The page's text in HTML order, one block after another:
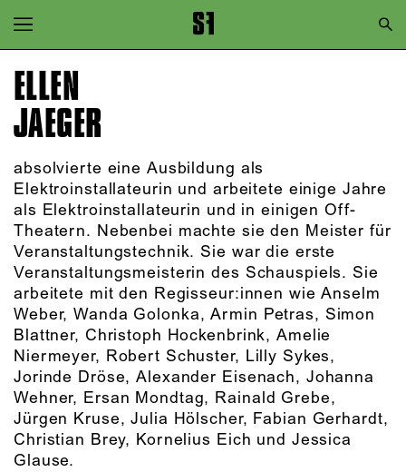
Zur Hauptnavigation springen
Zum Hauptinhalt springen
Zum Footer springen
ELLEN
JAEGER
absolvierte eine Ausbildung als
Elektroinstallateurin und arbeitete einige Jahre
als Elektroinstallateurin und in einigen Off-
Theatern. Nebenbei machte sie den Meister für
Veranstaltungstechnik. Sie war die erste
Veranstaltungsmeisterin des Schauspiels. Sie
arbeitete mit den Regisseur:innen wie Anselm
Weber, Wanda Golonka, Armin Petras, Simon
Blattner, Christoph Hockenbrink, Amelie
Niermeyer, Robert Schuster, Lilly Sykes,
Jorinde Dröse, Alexander Eisenach, Johanna
Wehner, Ersan Mondtag, Rainald Grebe,
Jürgen Kruse, Julia Hölscher, Fabian Gerhardt,
Christian Brey, Kornelius Eich und Jessica
Glause.